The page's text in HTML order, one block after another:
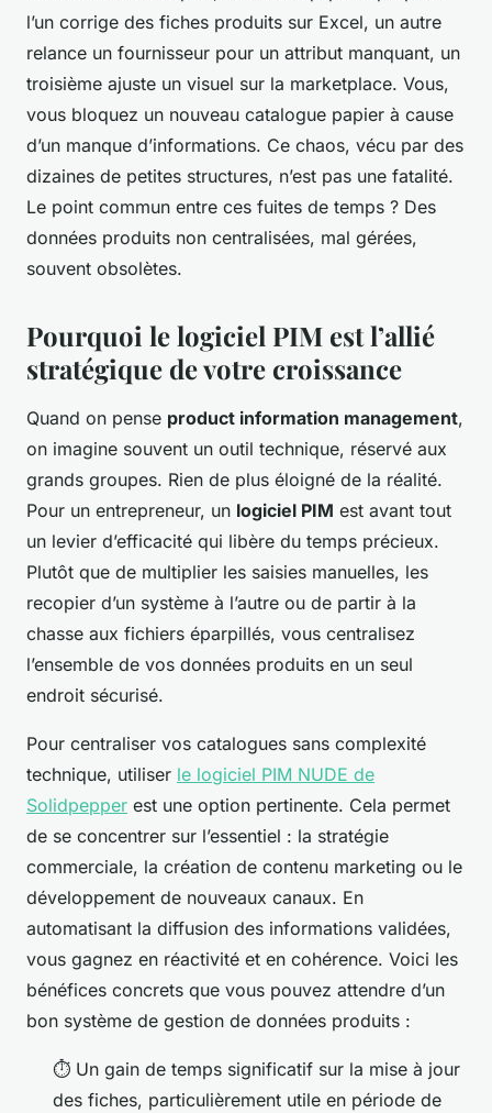
l’un corrige des fiches produits sur Excel, un autre
relance un fournisseur pour un attribut manquant, un
troisième ajuste un visuel sur la marketplace. Vous,
vous bloquez un nouveau catalogue papier à cause
d’un manque d’informations. Ce chaos, vécu par des
dizaines de petites structures, n’est pas une fatalité.
Le point commun entre ces fuites de temps ? Des
données produits non centralisées, mal gérées,
souvent obsolètes.
Pourquoi le logiciel PIM est l’allié
stratégique de votre croissance
Quand on pense product information management,
on imagine souvent un outil technique, réservé aux
grands groupes. Rien de plus éloigné de la réalité.
Pour un entrepreneur, un logiciel PIM est avant tout
un levier d’efficacité qui libère du temps précieux.
Plutôt que de multiplier les saisies manuelles, les
recopier d’un système à l’autre ou de partir à la
chasse aux fichiers éparpillés, vous centralisez
l’ensemble de vos données produits en un seul
endroit sécurisé.
Pour centraliser vos catalogues sans complexité
technique, utiliser le logiciel PIM NUDE de
Solidpepper est une option pertinente. Cela permet
de se concentrer sur l’essentiel : la stratégie
commerciale, la création de contenu marketing ou le
développement de nouveaux canaux. En
automatisant la diffusion des informations validées,
vous gagnez en réactivité et en cohérence. Voici les
bénéfices concrets que vous pouvez attendre d’un
bon système de gestion de données produits :
⏱️ Un gain de temps significatif sur la mise à jour
des fiches, particulièrement utile en période de